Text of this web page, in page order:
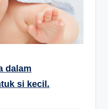
dalam
si kecil.